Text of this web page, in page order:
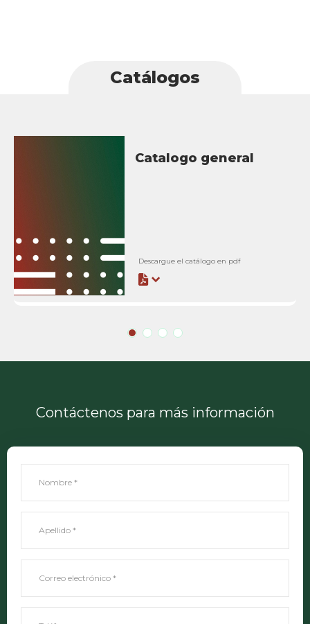
Catálogos
Catalogo general
Descargue el catálogo en pdf
Contáctenos para más información